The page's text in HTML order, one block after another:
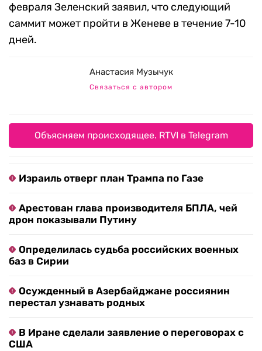
февраля Зеленский заявил, что следующий
саммит может пройти в Женеве в течение 7-10
дней.
Анастасия Музычук
Связаться с автором
Объясняем происходящее. RTVI в Telegram
Израиль отверг план Трампа по Газе
Арестован глава производителя БПЛА, чей
дрон показывали Путину
Определилась судьба российских военных
баз в Сирии
Осужденный в Азербайджане россиянин
перестал узнавать родных
В Иране сделали заявление о переговорах с
США